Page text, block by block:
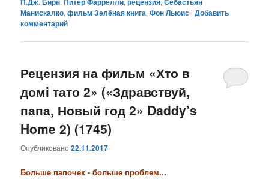
Манискалко,фильм Зелёная книга,Фон Льюис |Добавить
комментарий
Рецензия на фильм «Хто в
домi тато 2» («Здравствуй,
папа, Новый год 2» Daddy’s
Home 2) (1745)
Опубликовано22.11.2017
Больше папочек - больше проблем...